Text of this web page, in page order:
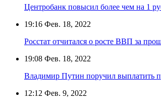
Центробанк повысил более чем на 1
19:16 Фев. 18, 2022
Росстат отчитался о росте ВВП за
19:08 Фев. 18, 2022
Владимир Путин поручил выплатить
12:12 Фев. 9, 2022